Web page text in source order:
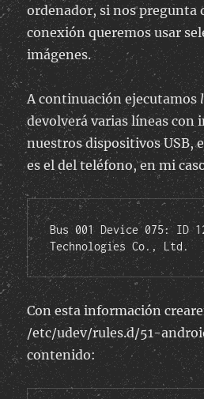
ordenador, si nos pregunta
conexión queremos usar
imágenes.
A continuación ejecutamos
devolverá varias líneas con
nuestros dispositivos USB,
es el del teléfono, en mi
Bus 001 Device 075: ID
Technologies Co., Ltd.
Con esta información
/etc/udev/rules.d/51-
contenido: